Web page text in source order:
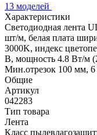
13 моделей
Характеристики
Светодиодная лента
шт/м, белая плата
3000K, индекс
В, мощность 4.8 Вт/м
Мин.отрезок 100 мм, 6
Общие
Артикул
042283
Тип товара
Лента
Класс